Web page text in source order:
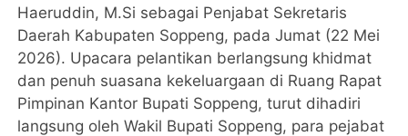
Haeruddin, M.Si sebagai Penjabat Sekretaris
Daerah Kabupaten Soppeng, pada Jumat (22 Mei
2026). Upacara pelantikan berlangsung khidmat
dan penuh suasana kekeluargaan di Ruang Rapat
Pimpinan Kantor Bupati Soppeng, turut dihadiri
langsung oleh Wakil Bupati Soppeng, para pejabat